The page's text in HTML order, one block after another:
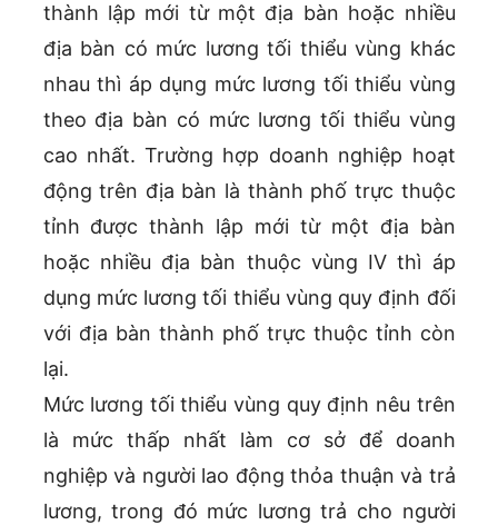
thành lập mới từ một địa bàn hoặc nhiều
địa bàn có mức lương tối thiểu vùng khác
nhau thì áp dụng mức lương tối thiểu vùng
theo địa bàn có mức lương tối thiểu vùng
cao nhất. Trường hợp doanh nghiệp hoạt
động trên địa bàn là thành phố trực thuộc
tỉnh được thành lập mới từ một địa bàn
hoặc nhiều địa bàn thuộc vùng IV thì áp
dụng mức lương tối thiểu vùng quy định đối
với địa bàn thành phố trực thuộc tỉnh còn
lại.
Mức lương tối thiểu vùng quy định nêu trên
là mức thấp nhất làm cơ sở để doanh
nghiệp và người lao động thỏa thuận và trả
lương, trong đó mức lương trả cho người